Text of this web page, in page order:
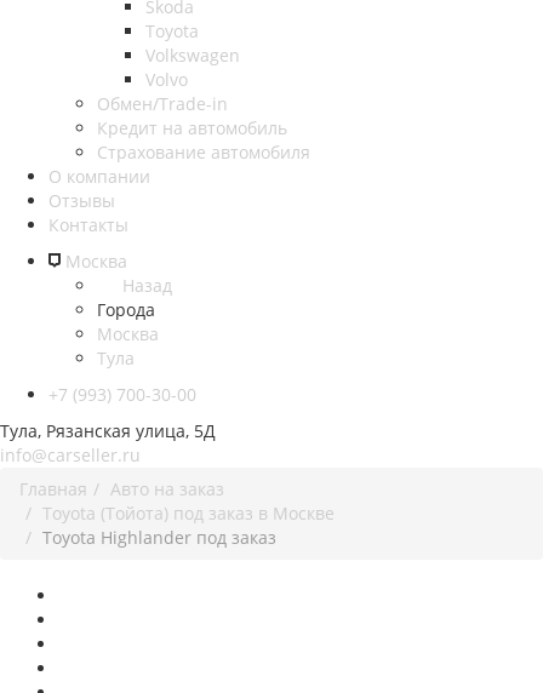
Skoda
Toyota
Volkswagen
Volvo
Обмен/Trade-in
Кредит на автомобиль
Страхование автомобиля
О компании
Отзывы
Контакты
Москва
Назад
Города
Москва
Тула
+7 (993) 700-30-00
Тула, Рязанская улица, 5Д
info@carseller.ru
Главная
Авто на заказ
Toyota (Тойота) под заказ в Москве
Toyota Highlander под заказ